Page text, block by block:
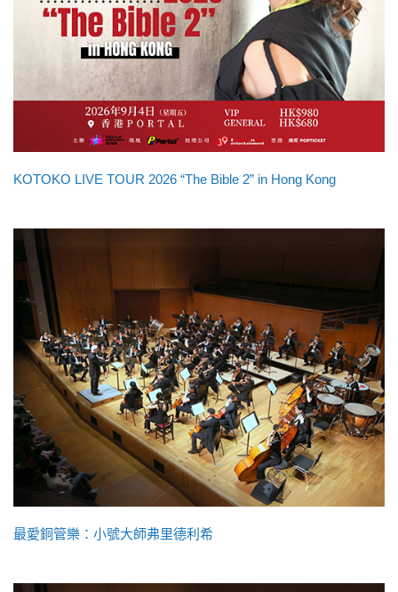
KOTOKO LIVE TOUR 2026 “The Bible 2” in Hong Kong
最愛銅管樂：小號大師弗里德利希